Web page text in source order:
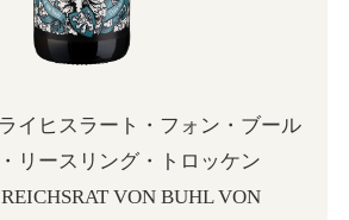
イヒスラート・フォン・ブール
リースリング・トロッケン
VON BUHL VON